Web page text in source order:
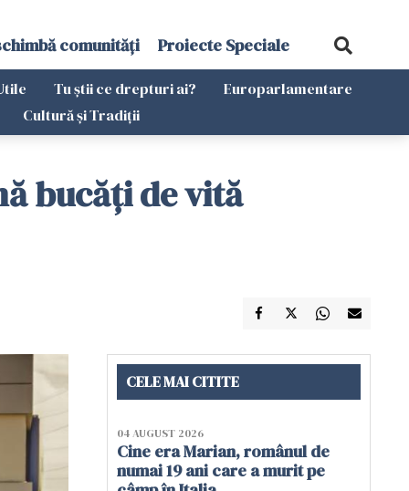
comunități Proiecte Speciale
Tu știi ce drepturi ai?
Europarlamentare
Cultură și Tradiții
bucăți de vită
CELE MAI CITITE
04 AUGUST 2026
Cine era Marian, românul de
numai 19 ani care a murit pe